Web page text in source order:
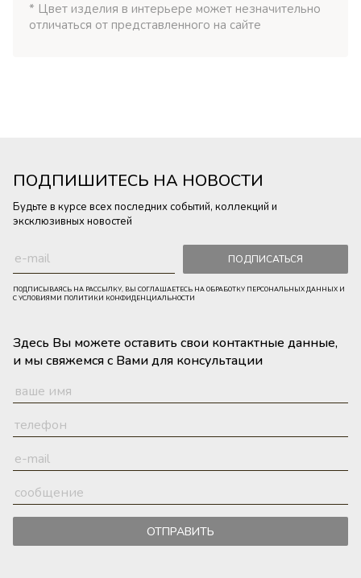
* Цвет изделия в интерьере может незначительно
отличаться от представленного на сайте
ПОДПИШИТЕСЬ НА НОВОСТИ
Будьте в курсе всех последних событий, коллекций и
эксклюзивных новостей
ПОДПИСАТЬСЯ
ПОДПИСЫВАЯСЬ НА РАССЫЛКУ, ВЫ СОГЛАШАЕТЕСЬ НА ОБРАБОТКУ ПЕРСОНАЛЬНЫХ ДАННЫХ И
С УСЛОВИЯМИ ПОЛИТИКИ КОНФИДЕНЦИАЛЬНОСТИ
Здесь Вы можете оставить свои контактные данные,
и мы свяжемся с Вами для консультации
ОТПРАВИТЬ